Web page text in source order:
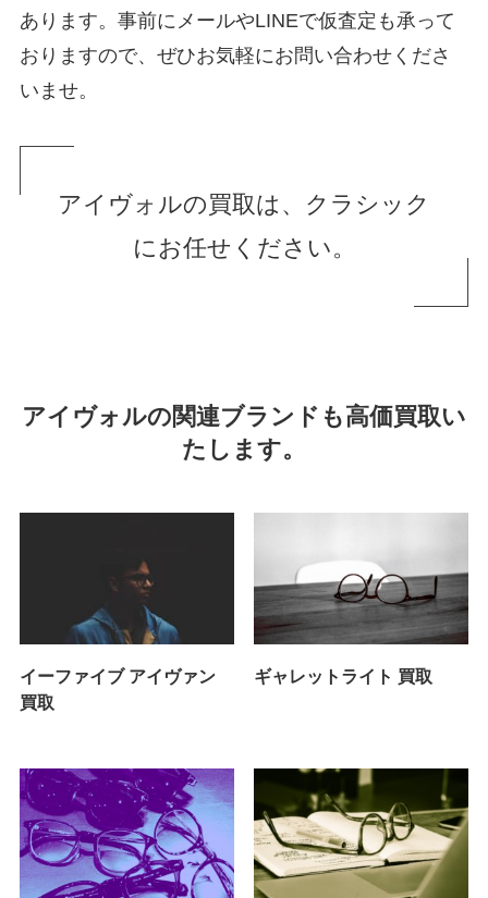
あります。事前にメールやLINEで仮査定も承って
おりますので、ぜひお気軽にお問い合わせくださ
いませ。
アイヴォルの買取は、クラシック
にお任せください。
アイヴォルの関連ブランドも高価買取い
たします。
イーファイブ アイヴァン
買取
ギャレットライト 買取